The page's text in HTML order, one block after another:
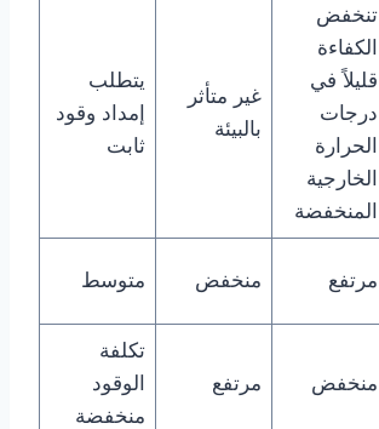
تنخفض
الكفاءة
قليلاً في
درجات
الحرارة
الخارجية
المنخفضة
غير متأثر
بالبيئة
يتطلب
إمداد وقود
ثابت
مرتفع منخفض متوسط
منخفض مرتفع
تكلفة
الوقود
منخفضة